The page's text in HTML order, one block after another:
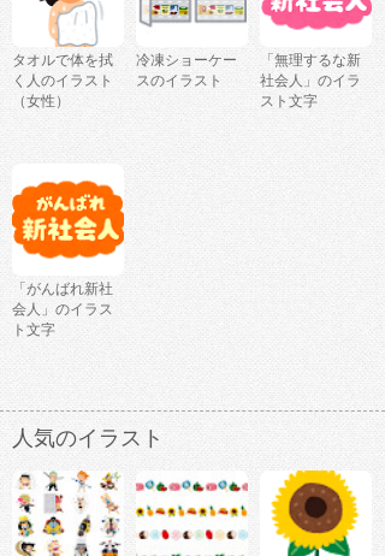
タオルで体を拭
く人のイラスト
（女性）
冷凍ショーケー
スのイラスト
「無理するな新
社会人」のイラ
スト文字
「がんばれ新社
会人」のイラス
ト文字
人気のイラスト